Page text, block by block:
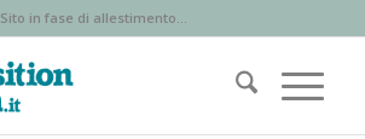
Sito in fase di allestimento...